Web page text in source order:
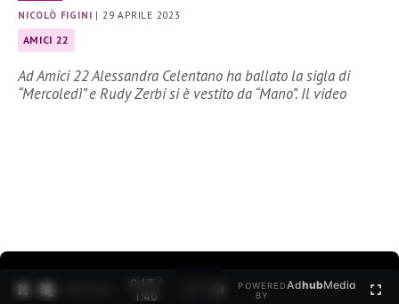
NICOLÒ FIGINI | 29 APRILE 2023
AMICI 22
Ad Amici 22 Alessandra Celentano ha ballato la sigla di
“Mercoledì” e Rudy Zerbi si è vestito da “Mano”. Il video
0:14 /
1:40
POWERED
BY
AdhubMedia